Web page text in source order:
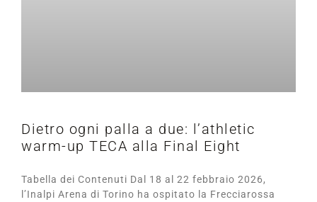
Dietro ogni palla a due: l’athletic
warm-up TECA alla Final Eight
Tabella dei Contenuti Dal 18 al 22 febbraio 2026,
l’Inalpi Arena di Torino ha ospitato la Frecciarossa